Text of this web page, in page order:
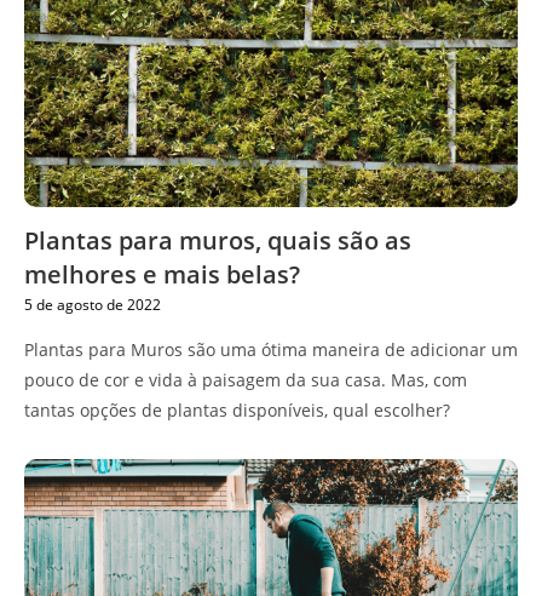
Plantas para muros, quais são as
melhores e mais belas?
5 de agosto de 2022
Plantas para Muros são uma ótima maneira de adicionar um
pouco de cor e vida à paisagem da sua casa. Mas, com
tantas opções de plantas disponíveis, qual escolher?